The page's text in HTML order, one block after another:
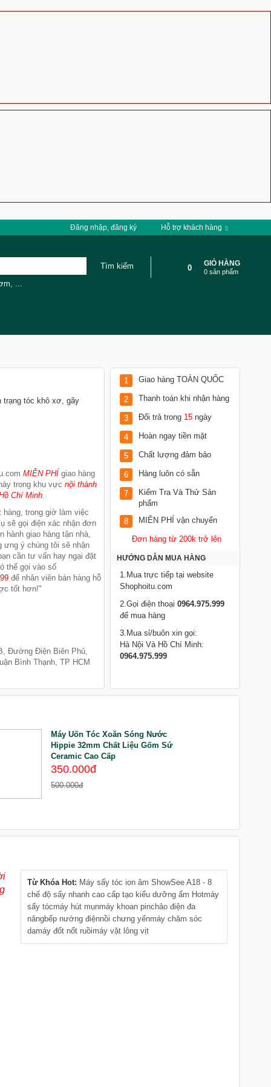
Đăng nhập, đăng ký Hỗ trợ khách hàng
, ...
0 GIỎ HÀNG
0 sản phẩm
trạng tóc khô xơ, gãy
MIỄN PHÍgiao hàng
trong khu vực nội thành
Chí Minh.
hàng, trong giờ làm việc
sẽ gọi điện xác nhận đơn
hành giao hàng tận nhà,
ưng ý chúng tôi sẽ nhận
cần tư vấn hay ngại đặt
thể gọi vào số
để nhân viên bán hàng hỗ
tốt hơn!"
Đường Điện Biên Phủ,
Bình Thạnh, TP HCM
1 Giao hàng TOÀN QUỐC
2 Thanh toán khi nhận hàng
3 Đổi trả trong 15ngày
4 Hoàn ngay tiền mặt
5 Chất lượng đảm bảo
6 Hàng luôn có sẵn
7
Kiểm Tra Và Thử Sản
phẩm
8
MIỄN PHÍ vận chuyển
Đơn hàng từ 200k trở lên
HƯỚNG DẪN MUA HÀNG
1.Mua trực tiếp tại website
Shophoitu.com
2.Gọi điện thoại 0964.975.999
để mua hàng
3.Mua sỉ/buôn xin gọi:
Hà Nội Và Hồ Chí Minh:
0964.975.999
Máy Uốn Tóc Xoăn Sóng Nước
Hippie 32mm Chất Liệu Gốm Sứ
Ceramic Cao Cấp
350.000đ
500.000đ
Từ Khóa Hot: Máy sấy tóc ion âm ShowSee A18 - 8
chế độ sấy nhanh cao cấp tạo kiểu dưỡng ẩm Hotmáy
sấy tócmáy hút mụnmáy khoan pinchảo điện đa
năngbếp nướng điệnnồi chưng yếnmáy chăm sóc
damáy đốt nốt ruồimáy vặt lông vịt